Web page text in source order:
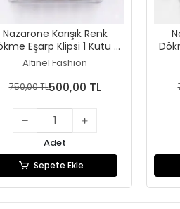
Nazarone Karışık Renk
Eşarp Klipsi 1 Kutu -
(100 adet) - (Eİ01-21)
Altınel Fashion
750,00 TL500,00 TL
Adet
Sepete Ekle